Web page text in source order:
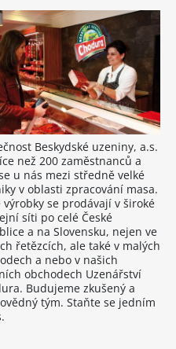
Beskydské uzeniny, a.s.
než 200 zaměstnanců a
u nás mezi středně velké
v oblasti zpracování masa.
výrobky se prodávají v široké
síti po celé České
a na Slovensku, nejen ve
řetězcích, ale také v malých
a nebo v našich
obchodech Uzenářství
Budujeme zkušený a
tým. Staňte se jedním